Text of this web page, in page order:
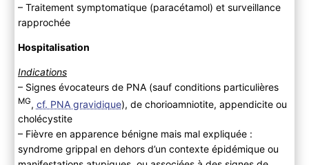
– Traitement symptomatique (paracétamol) et surveillance
rapprochée
Hospitalisation
Indications
– Signes évocateurs de PNA (sauf conditions particulières
MG cf. PNA gravidique), de chorioamniotite, appendicite ou
cholécystite
– Fièvre en apparence bénigne mais mal expliquée :
syndrome grippal en dehors d’un contexte épidémique ou